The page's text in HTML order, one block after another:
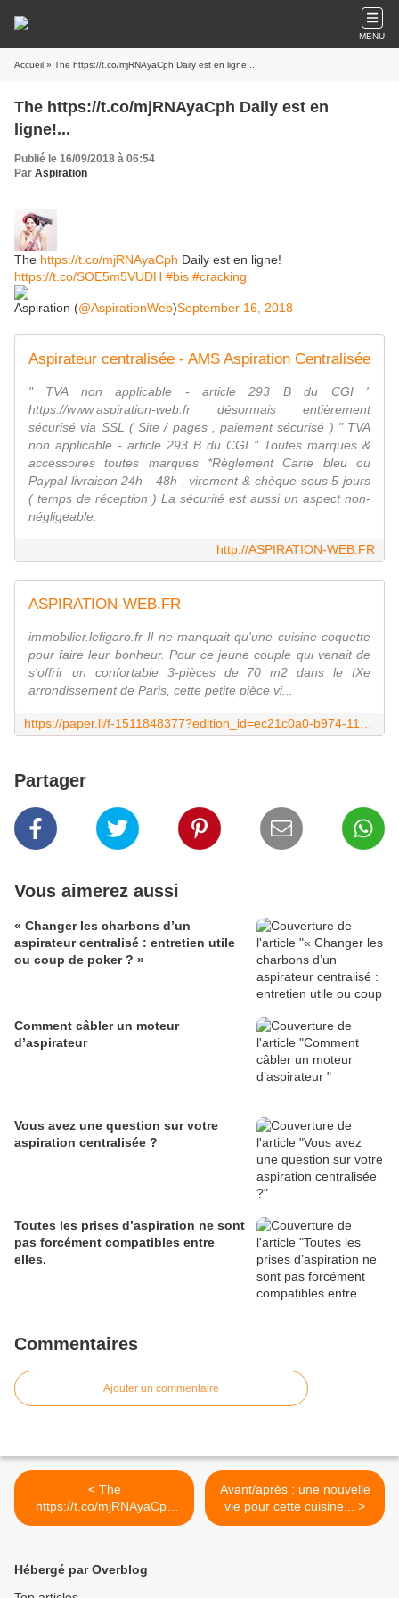
MENU
Accueil » The https://t.co/mjRNAyaCph Daily est en ligne!...
The https://t.co/mjRNAyaCph Daily est en
ligne!...
Publié le 16/09/2018 à 06:54
Par Aspiration
The https://t.co/mjRNAyaCph Daily est en ligne!
https://t.co/SOE5m5VUDH #bis #cracking
Aspiration (@AspirationWeb)September 16, 2018
Aspirateur centralisée - AMS Aspiration Centralisée
" TVA non applicable - article 293 B du CGI "
https://www.aspiration-web.fr désormais entièrement
sécurisé via SSL ( Site / pages , paiement sécurisé ) " TVA
non applicable - article 293 B du CGI " Toutes marques &
accessoires toutes marques *Règlement Carte bleu ou
Paypal livraison 24h - 48h , virement & chèque sous 5 jours
( temps de réception ) La sécurité est aussi un aspect non-
négligeable.
http://ASPIRATION-WEB.FR
ASPIRATION-WEB.FR
immobilier.lefigaro.fr Il ne manquait qu'une cuisine coquette
pour faire leur bonheur. Pour ce jeune couple qui venait de
s'offrir un confortable 3-pièces de 70 m2 dans le IXe
arrondissement de Paris, cette petite pièce vi...
Partager
Vous aimerez aussi
« Changer les charbons d’un
aspirateur centralisé : entretien utile
ou coup de poker ? »
Comment câbler un moteur
d’aspirateur
Vous avez une question sur votre
aspiration centralisée ?
Toutes les prises d’aspiration ne sont
pas forcément compatibles entre
elles.
Commentaires
Ajouter un commentaire
< The
https://t.co/mjRNAyaCph
Daily est en ligne!...
Avant/après : une nouvelle
vie pour cette cuisine... >
Hébergé par Overblog